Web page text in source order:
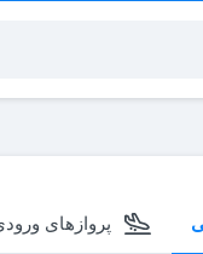
پروازهای